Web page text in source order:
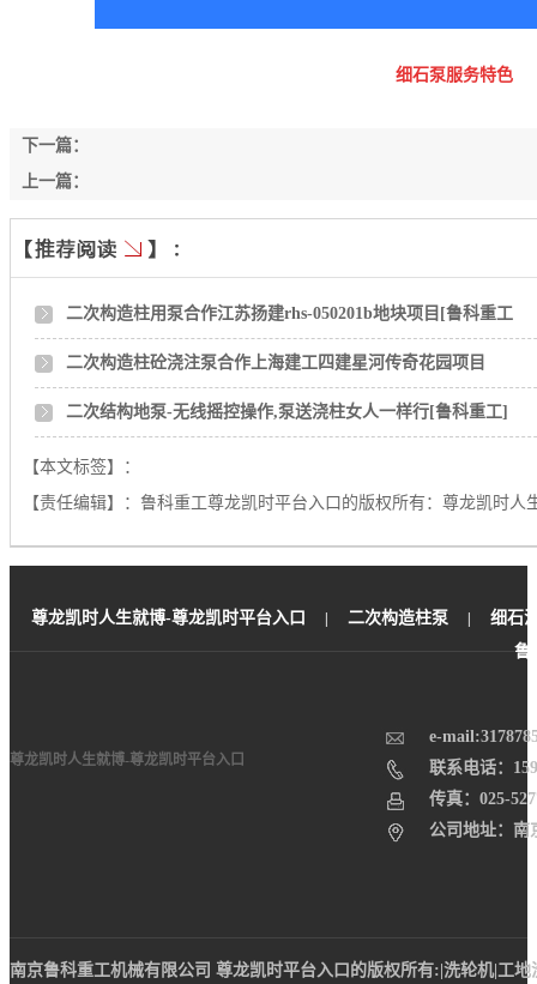
细石泵服务特色
下一篇：
上一篇：
二次构造柱用泵合作江苏扬建rhs-050201b地块项目[鲁科重工
二次构造柱砼浇注泵合作上海建工四建星河传奇花园项目
二次结构地泵-无线摇控操作,泵送浇柱女人一样行[鲁科重工]
【本文标签】：
【责任编辑】： 鲁科重工尊龙凯时平台入口的版权所有： 尊龙凯时人
尊龙凯时人生就博-尊龙凯时平台入口 二次构造柱泵
细石
鲁
e-mail:
联系电话：
传真：025-
公司地址：南
南京鲁科重工机械有限公司 尊龙凯时平台入口的版权所有:|洗轮机|工
尊龙凯时人生就博-尊龙凯时平台入口